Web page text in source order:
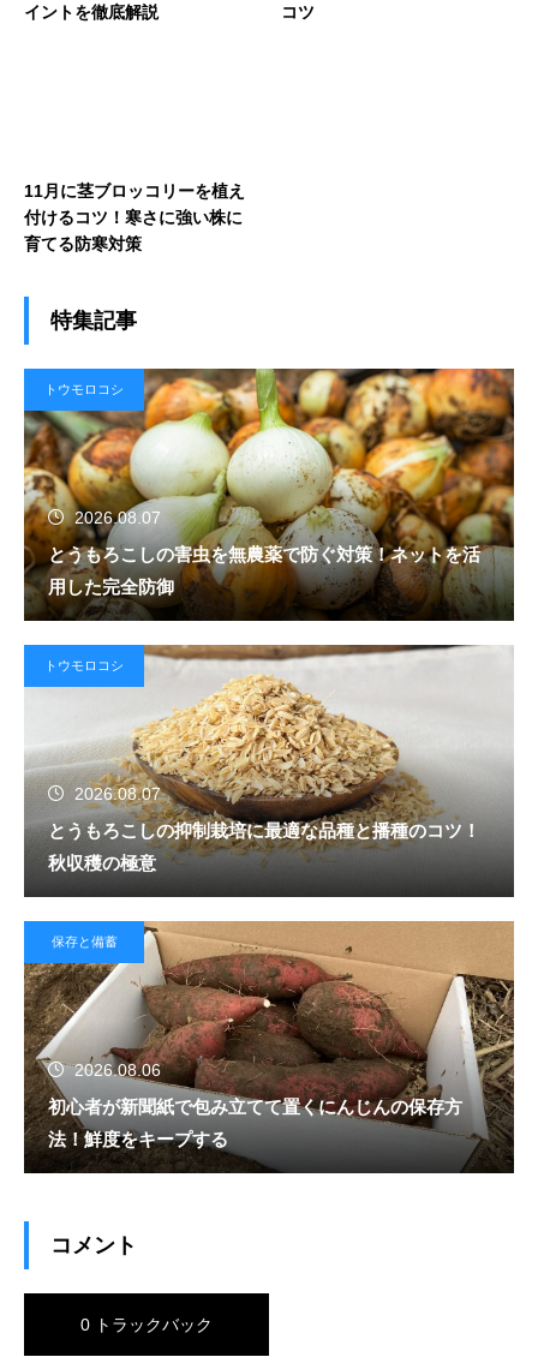
イントを徹底解説
コツ
11月に茎ブロッコリーを植え
付けるコツ！寒さに強い株に
育てる防寒対策
特集記事
トウモロコシ
2026.08.07
とうもろこしの害虫を無農薬で防ぐ対策！ネットを活
用した完全防御
トウモロコシ
2026.08.07
とうもろこしの抑制栽培に最適な品種と播種のコツ！
秋収穫の極意
保存と備蓄
2026.08.06
初心者が新聞紙で包み立てて置くにんじんの保存方
法！鮮度をキープする
コメント
0 トラックバック